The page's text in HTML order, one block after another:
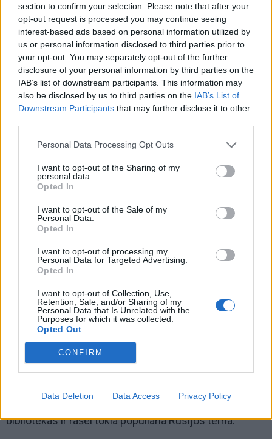
section to confirm your selection. Please note that after your
opt-out request is processed you may continue seeing
interest-based ads based on personal information utilized by
us or personal information disclosed to third parties prior to
your opt-out. You may separately opt-out of the further
disclosure of your personal information by third parties on the
IAB’s list of downstream participants. This information may
also be disclosed by us to third parties on the IAB’s List of
Downstream Participants that may further disclose it to other
Personal Data Processing Opt Outs
I want to opt-out of the Sharing of my
personal data.
Opted In
I want to opt-out of the Sale of my
Personal Data.
Opted In
I want to opt-out of processing my
Personal Data for Targeted Advertising.
Opted In
I want to opt-out of Collection, Use,
Retention, Sale, and/or Sharing of my
Personal Data that Is Unrelated with the
Purposes for which it was collected.
Opted Out
CONFIRM
Data Deletion Data Access Privacy Policy
tokia, kokia yra kompetencija, tai yra jų sprendimas.
- Valdančiųjų kultūros politika nepatenkinta ir
rašytoja Kristina Sabaliauskaitė, neseniai parašiusi
romaną apie Rusijos imperatorę. Bet juk taip romane
aukštinama ne Lietuva, bet Rusijos imperijos didybė.
Skaitytojams lietuviams įkalama, kokia didinga ir
- Tai yra savotiškas neurolingvistinis programavimas.
Ir šiaip labai faina būti Lietuvos patriote, kai tu beveik
visą laiką gyveni užsienyje ir čia atvažiuoji į Knygų
užsienyje, lankydama prabangias galerijas, turtingas
bibliotekas ir rašei tokia populiaria Rusijos tema.